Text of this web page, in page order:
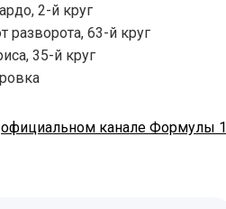
2-й круг
63-й круг
35-й круг
официальном канале Формулы 1